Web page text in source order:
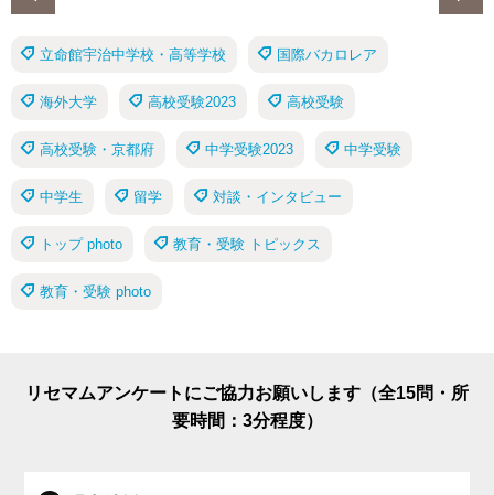
立命館宇治中学校・高等学校 国際バカロレア
海外大学 高校受験2023 高校受験
高校受験・京都府 中学受験2023 中学受験
中学生 留学 対談・インタビュー
トップ photo 教育・受験 トピックス
教育・受験 photo
リセマムアンケートにご協力お願いします（全15問・所
要時間：3分程度）